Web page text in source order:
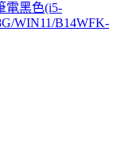
電黑色(i5-
WIN11/B14WFK-